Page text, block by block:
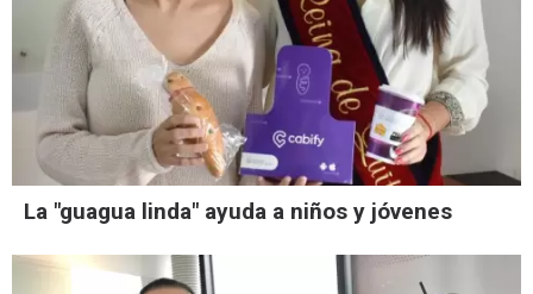
La "guagua linda" ayuda a niños y jóvenes